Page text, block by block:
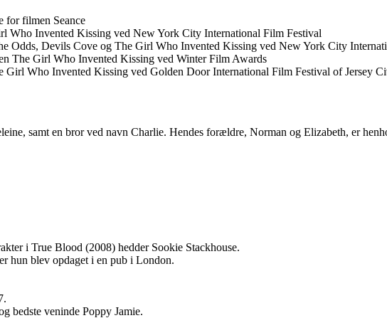
for filmen Seance
Who Invented Kissing ved New York City International Film Festival
Odds, Devils Cove og The Girl Who Invented Kissing ved New York City
The Girl Who Invented Kissing ved Winter Film Awards
Who Invented Kissing ved Golden Door International Film Festival of Jersey
samt en bror ved navn Charlie. Hendes forældre, Norman og Elizabeth, er
i True Blood (2008) hedder Sookie Stackhouse.
hun blev opdaget i en pub i London.
bedste veninde Poppy Jamie.